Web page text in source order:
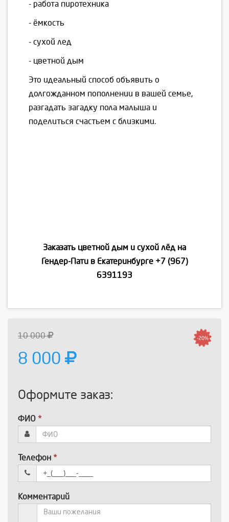
- работа пиротехника
- ёмкость
- сухой лед
- цветной дым
Это идеальный способ объявить о
долгожданном пополнении в вашей семье,
разгадать загадку пола малыша и
поделиться счастьем с близкими.
Заказать цветной дым и сухой лёд на
Гендер-Пати в Екатеринбурге +7 (967)
6391193
10 000
8 000
-20%
Оформите заказ:
ФИО *
Телефон *
Комментарий